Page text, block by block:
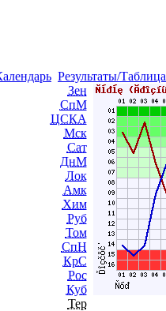
Результаты/Таблица
Зен
СпМ
ЦСКА
Мск
Сат
ДнМ
Лок
Амк
Хим
Руб
Том
СпН
КрС
Рос
Куб
Тер